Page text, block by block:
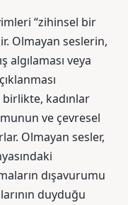
“zihinsel bir
Olmayan seslerin,
algılaması veya
kadınlar
ve çevresel
Olmayan sesler,
dışavurumu
duyduğu